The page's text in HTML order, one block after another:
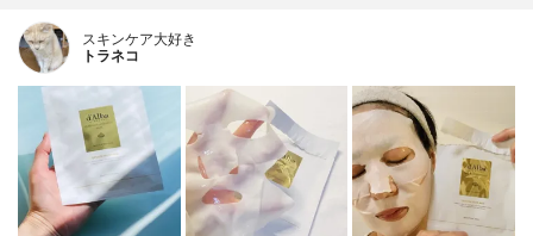
スキンケア大好き
トラネコ